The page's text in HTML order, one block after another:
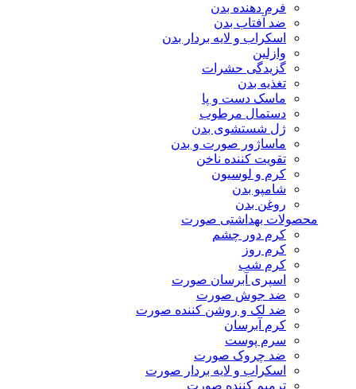
فرم دهنده بدن
ضد آفتاب بدن
اسکراب و لایه بردار بدن
وازلین
گزیدگی حشرات
تغذیه بدن
ماسک دست و پا
دستمال مرطوب
ژل شستشوی بدن
ماساژور صورت و بدن
تقویت کننده ناخن
کرم و لوسیون
شامپو بدن
روغن بدن
محصولات بهداشتی صورت
کرم دور چشم
کرم روز
کرم شب
اسپری آبرسان صورت
ضد جوش صورت
ضد لک و روشن کننده صورت
کرم آبرسان
سرم پوست
ضد چروک صورت
اسکراب و لایه بردار صورت
ترمیم کننده صورت